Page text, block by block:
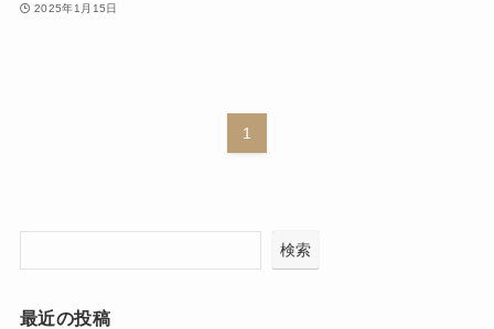
2025年1月15日
1
検索
最近の投稿